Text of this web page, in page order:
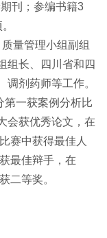
刊；参编书籍3
量管理小组副组
组长、四川省和四
调剂药师等工作。
第一获案例分析比
会获优秀论文，在
赛中获得最佳人
最佳辩手，在
二等奖。